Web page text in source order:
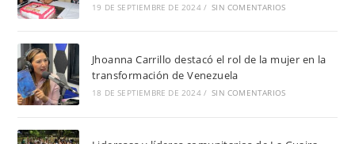
19 DE SEPTIEMBRE DE 2024 / SIN COMENTARIOS
Jhoanna Carrillo destacó el rol de la mujer en la
transformación de Venezuela
18 DE SEPTIEMBRE DE 2024 / SIN COMENTARIOS